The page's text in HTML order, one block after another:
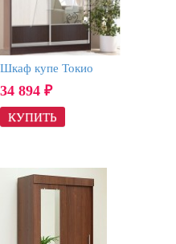
Шкаф купе Токио
34 894 ₽